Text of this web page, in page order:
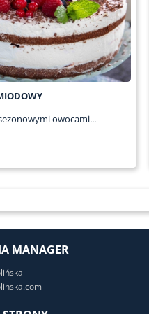
owocami...
MANAGER